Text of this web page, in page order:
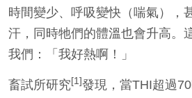
時間變少、呼吸變快（喘氣），
汗，同時牠們的體溫也會升高。
我們：「我好熱啊！」
畜試所研究 [1]發現，當THI超過